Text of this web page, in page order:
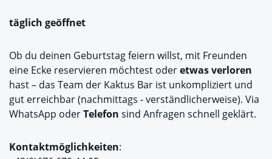
täglich geöffnet
Ob du deinen Geburtstag feiern willst, mit Freunden
eine Ecke reservieren möchtest oderetwas verloren
hast – das Team der Kaktus Bar ist unkompliziert und
gut erreichbar (nachmittags - verständlicherweise). Via
WhatsApp oderTelefon sind Anfragen schnell geklärt.
Kontaktmöglichkeiten: